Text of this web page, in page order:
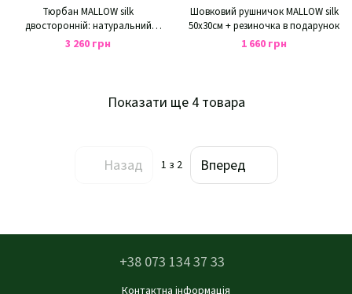
Тюрбан MALLOW silk
двосторонній: натуральний
шовк 100% колір ванільний
світанок - бежевий
3 260 грн
Шовковий рушничок MALLOW silk
50х30см + резиночка в подарунок
1 660 грн
Показати ще 4 товара
Назад 1 з 2 Вперед
+38 073 134 37 33